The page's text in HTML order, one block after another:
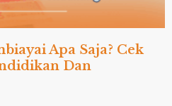
Apa Saja? Cek
Dan